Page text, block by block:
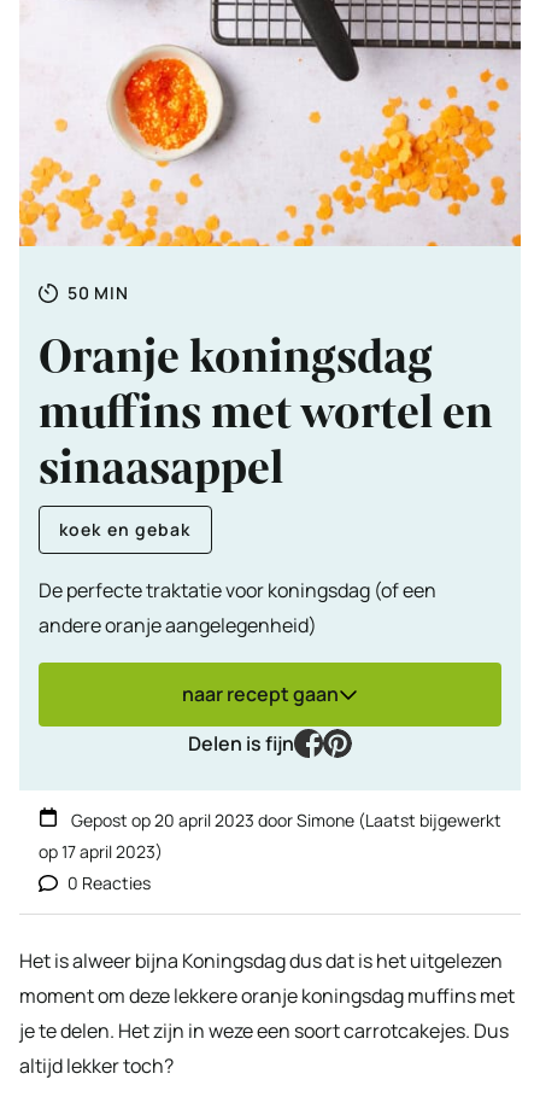
Totale
50 MINUTEN
MIN
Oranje koningsdag
muffins met wortel en
sinaasappel
koek en gebak
De perfecte traktatie voor koningsdag (of een
andere oranje aangelegenheid)
naar recept gaan
Delen is fijn
facebook
pinterest
Gepost op20 april 2023 doorSimone (Laatst bijgewerkt
op17 april 2023)
0 Reacties
Het is alweer bijna Koningsdag dus dat is het uitgelezen
moment om deze lekkere oranje koningsdag muffins met
je te delen. Het zijn in weze een soort carrotcakejes. Dus
altijd lekker toch?